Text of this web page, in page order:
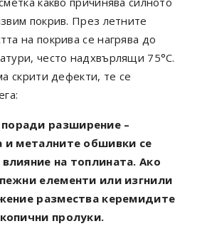
покрив. През летните
на покрива се нагрява до
често надхвърлящи 75°C.
скрити дефекти, те се
поради разширение –
и металните обшивки се
на топлината. Ако
елементи или изгнили
размества керемидите
пролуки.